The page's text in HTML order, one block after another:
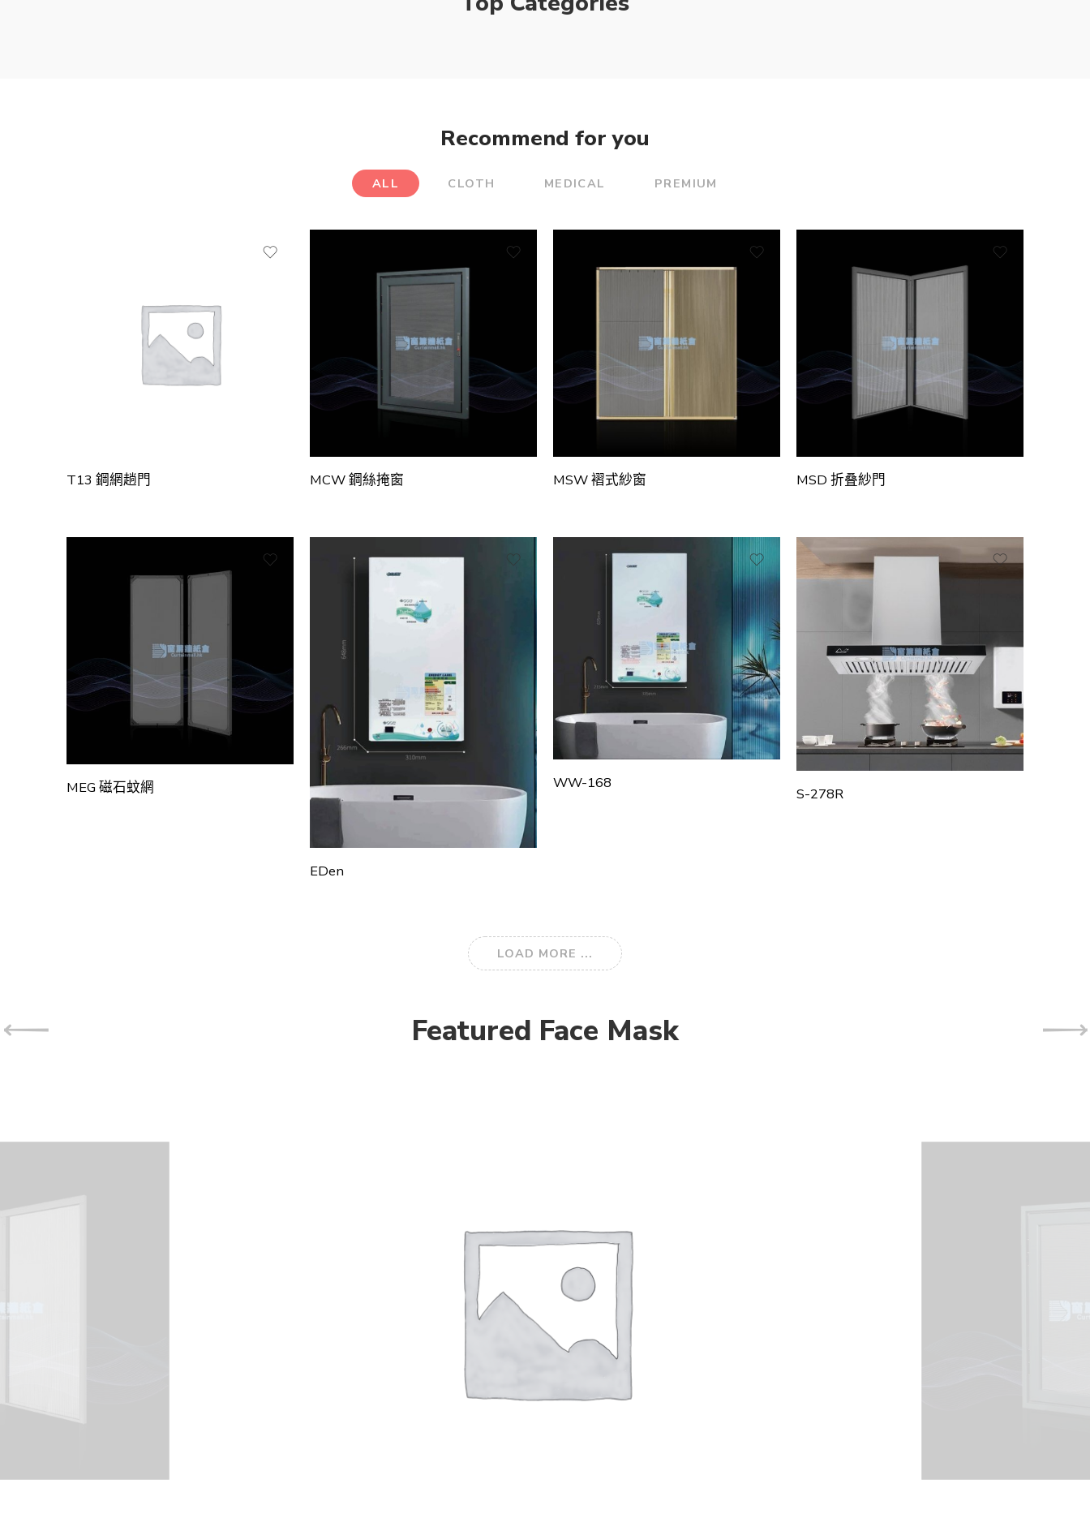
Recommend for you
ALL CLOTH MEDICAL PREMIUM
T13 鋼網趟門 MCW 鋼絲掩窗 MSW 褶式紗窗 MSD 折叠紗門
MEG 磁石蚊網
EDen
WW-168
S-278R
LOAD MORE ...
Featured Face Mask